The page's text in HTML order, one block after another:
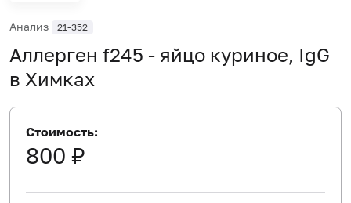
Анализ 21-352
Аллерген f245 - яйцо куриное, IgG
в Химках
Стоимость:
800 ₽